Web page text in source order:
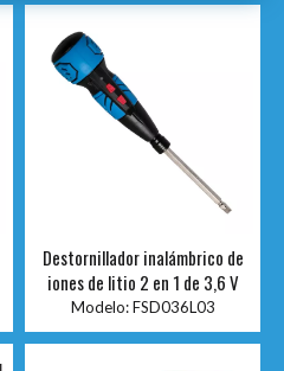
Destornillador inalámbrico de
iones de litio 2 en 1 de 3,6 V
Modelo: FSD036L03